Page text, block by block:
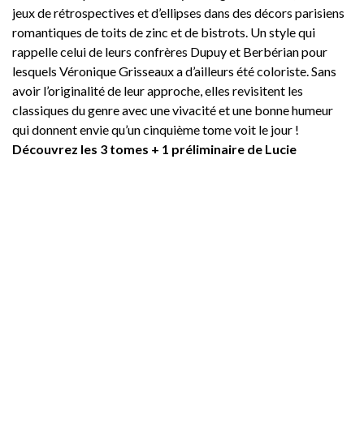
jeux de rétrospectives et d’ellipses dans des décors parisiens
romantiques de toits de zinc et de bistrots. Un style qui
rappelle celui de leurs confrères Dupuy et Berbérian pour
lesquels Véronique Grisseaux a d’ailleurs été coloriste. Sans
avoir l’originalité de leur approche, elles revisitent les
classiques du genre avec une vivacité et une bonne humeur
qui donnent envie qu’un cinquième tome voit le jour !
Découvrez les 3 tomes + 1 préliminaire de Lucie